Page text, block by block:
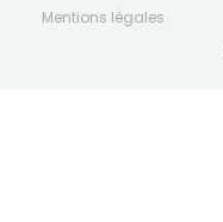
Mentions légales